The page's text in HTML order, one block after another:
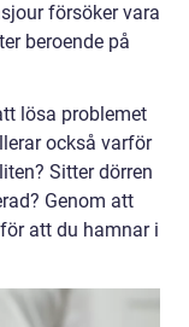
försöker vara
beroende på
lösa problemet
också varför
Sitter dörren
Genom att
att du hamnar i